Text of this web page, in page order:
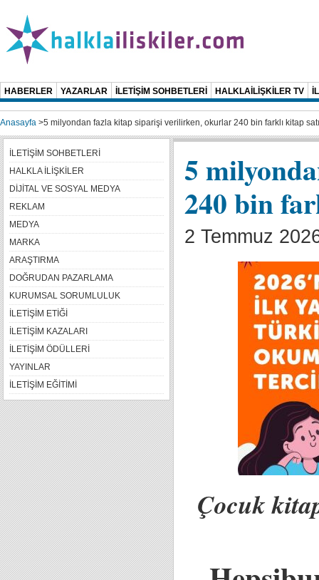
HABERLER YAZARLAR İLETİŞİM SOHBETLERİ HALKLAİLİŞKİLER TV
Anasayfa >5 milyondan fazla kitap siparişi verilirken, okurlar 240 bin farklı kitap
5
240 bin
2 Temmuz
Çocuk
İLETİŞİM SOHBETLERİ
HALKLA İLİŞKİLER
DİJİTAL VE SOSYAL MEDYA
REKLAM
MEDYA
MARKA
ARAŞTIRMA
DOĞRUDAN PAZARLAMA
KURUMSAL SORUMLULUK
İLETİŞİM ETİĞİ
İLETİŞİM KAZALARI
İLETİŞİM ÖDÜLLERİ
YAYINLAR
İLETİŞİM EĞİTİMİ